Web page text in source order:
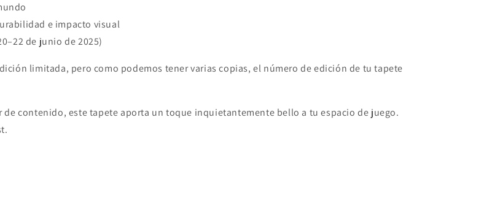
e impacto visual
de junio de 2025)
limitada, pero como podemos tener varias copias, el número de edición de tu tapete
de contenido, este tapete aporta un toque inquietantemente bello a tu espacio de juego.